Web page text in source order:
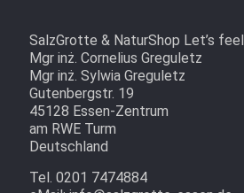
SalzGrotte & NaturShop Let’s feel
Mgr inż. Cornelius Greguletz
Mgr inż. Sylwia Greguletz
Gutenbergstr. 19
45128 Essen-Zentrum
am RWE Turm
Deutschland
Tel. 0201 7474884